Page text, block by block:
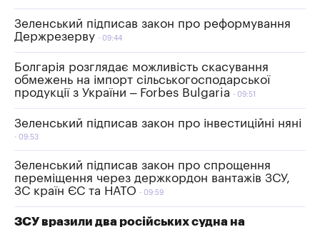
Зеленський підписав закон про реформування
Держрезерву
09:44
Болгарія розглядає можливість скасування
обмежень на імпорт сільськогосподарської
продукції з України – Forbes Bulgaria
09:51
Зеленський підписав закон про інвестиційні няні
09:53
Зеленський підписав закон про спрощення
переміщення через держкордон вантажів ЗСУ,
ЗС країн ЄС та НАТО
09:59
ЗСУ вразили два російських судна на